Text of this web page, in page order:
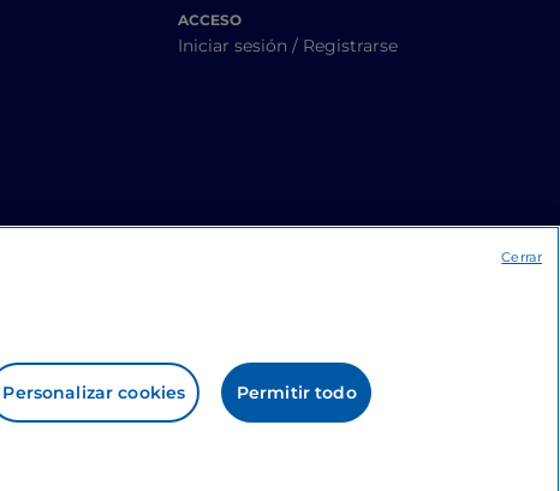
ACCESO
Iniciar sesión / Registrarse
Personalizar cookies Permitir todo
Cerrar